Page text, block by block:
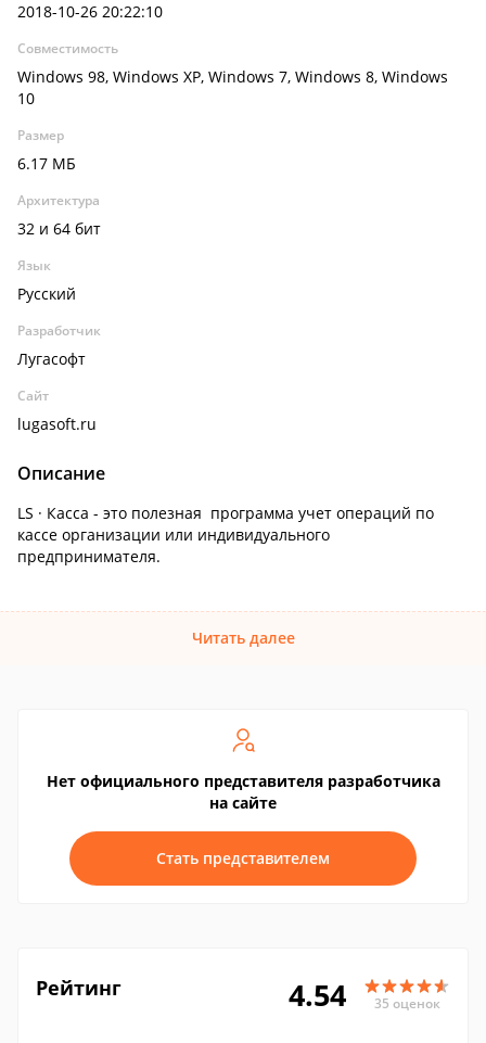
2018-10-26 20:22:10
Совместимость
Windows 98, Windows XP, Windows 7, Windows 8, Windows
10
Размер
6.17 МБ
Архитектура
32 и 64 бит
Язык
Русский
Разработчик
Лугасофт
Сайт
lugasoft.ru
Описание
LS · Касса - это полезная программа учет операций по
кассе организации или индивидуального
предпринимателя.
Читать далее
Нет официального представителя разработчика
на сайте
Стать представителем
Рейтинг 4.54 35 оценок